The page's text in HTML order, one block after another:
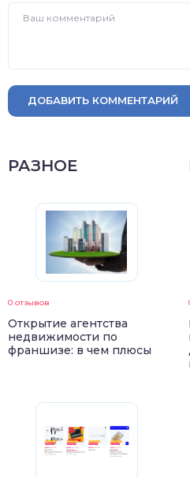
ДОБАВИТЬ КОММЕНТАРИЙ
РАЗНОЕ
0 отзывов
Открытие агентства
недвижимости по
франшизе: в чем плюсы